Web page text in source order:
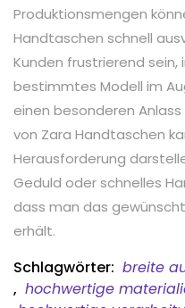
Produktionsmengen
Handtaschen schnell
Kunden frustrierend
bestimmtes Modell im
einen besonderen
von Zara Handtaschen
Herausforderung
Geduld oder schnelles
dass man das
erhält.
Schlagwörter: breite
, hochwertige